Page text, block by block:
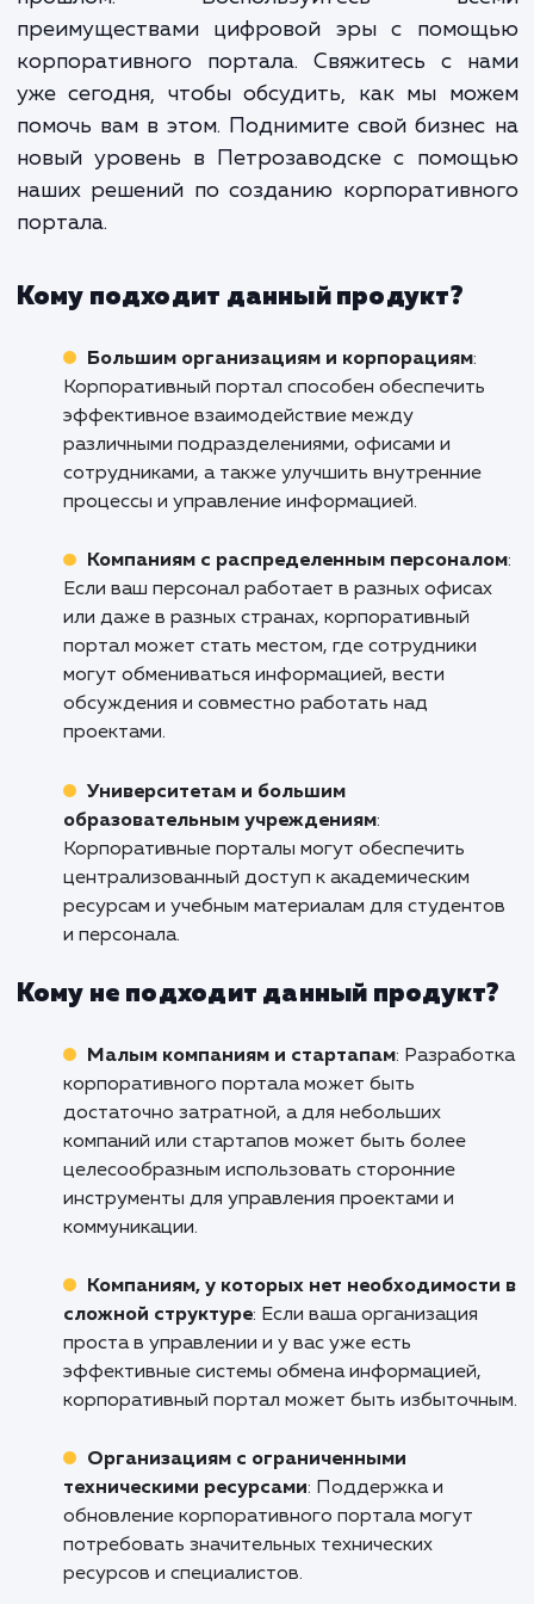
место для
взаимодействия и
Более того, он поможет вам
свою корпоративную
улучшить коммуникации и
уровень
Не допускайте, чтобы ваш бизнес
прошлом. Воспользуйтесь
преимуществами цифровой эры с
уже сегодня, чтобы обсудить, как мы
помочь вам в этом. Поднимите свой
новый уровень в Петрозаводске с
наших решений по созданию
портала.
Кому подходит данный продукт?
Большим организациям и корпорациям
Корпоративный портал способен
эффективное взаимодействие между
сотрудниками, а также улучшить внутренние
Компаниям с распределенным
Если ваш персонал работает в разных
или даже в разных странах, корпоративный
портал может стать местом, где сотрудники
могут обмениваться информацией, вести
проектами.
Университетам и большим
образовательным учреждениям
Корпоративные порталы могут обеспечить
централизованный доступ к академическим
ресурсам и учебным материалам для
и персонала.
Кому не подходит данный